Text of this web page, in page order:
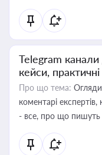
Telegram канали
кейси,
Про що тема:
коментарі
- все, про що пишуть